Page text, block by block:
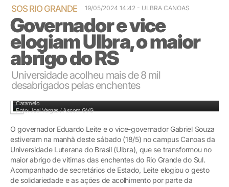
Pós-graduação
Educação a Distância
Pesquisa
Extensão
Infraestrutura e Serviços
Inovação
Sobre a ULBRA
SOS RIO GRANDE 19/05/2024 14:42 - ULBRA CANOAS
Governador e vice
elogiam Ulbra, o maior
abrigo do RS
Universidade acolheu mais de 8 mil
desabrigados pelas enchentes
Caramelo
Foto: Joel Vargas / Ascom GVG
O governador Eduardo Leite e o vice-governador Gabriel Souza
estiveram na manhã deste sábado (18/5) no campus Canoas da
Universidade Luterana do Brasil (Ulbra), que se transformou no
maior abrigo de vítimas das enchentes do Rio Grande do Sul.
Acompanhado de secretários de Estado, Leite elogiou o gesto
de solidariedade e as ações de acolhimento por parte da